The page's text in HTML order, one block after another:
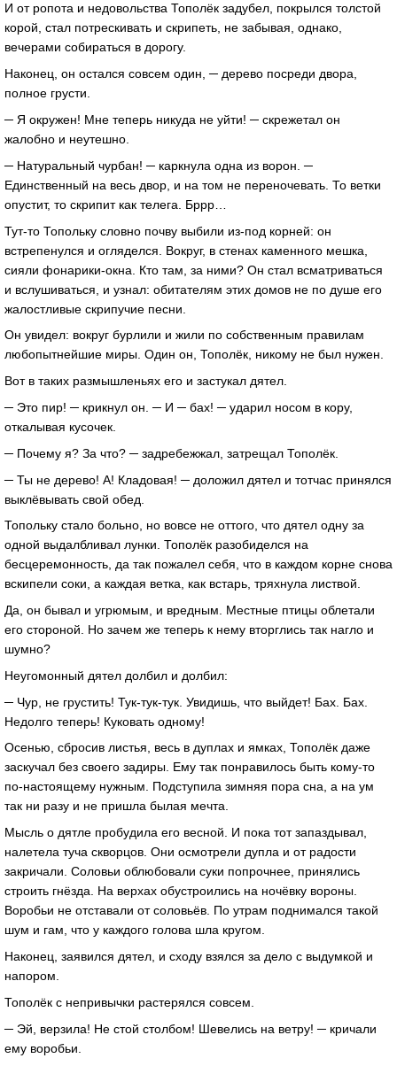
И от ропота и недовольства Тополёк задубел, покрылся толстой
корой, стал потрескивать и скрипеть, не забывая, однако,
вечерами собираться в дорогу.
Наконец, он остался совсем один, ─ дерево посреди двора,
полное грусти.
─ Я окружен! Мне теперь никуда не уйти! ─ скрежетал он
жалобно и неутешно.
─ Натуральный чурбан! ─ каркнула одна из ворон. ─
Единственный на весь двор, и на том не переночевать. То ветки
опустит, то скрипит как телега. Бррр…
Тут-то Топольку словно почву выбили из-под корней: он
встрепенулся и огляделся. Вокруг, в стенах каменного мешка,
сияли фонарики-окна. Кто там, за ними? Он стал всматриваться
и вслушиваться, и узнал: обитателям этих домов не по душе его
жалостливые скрипучие песни.
Он увидел: вокруг бурлили и жили по собственным правилам
любопытнейшие миры. Один он, Тополёк, никому не был нужен.
Вот в таких размышленьях его и застукал дятел.
─ Это пир! ─ крикнул он. ─ И ─ бах! ─ ударил носом в кору,
откалывая кусочек.
─ Почему я? За что? ─ задребежжал, затрещал Тополёк.
─ Ты не дерево! А! Кладовая! ─ доложил дятел и тотчас принялся
выклёвывать свой обед.
Топольку стало больно, но вовсе не оттого, что дятел одну за
одной выдалбливал лунки. Тополёк разобиделся на
бесцеремонность, да так пожалел себя, что в каждом корне снова
вскипели соки, а каждая ветка, как встарь, тряхнула листвой.
Да, он бывал и угрюмым, и вредным. Местные птицы облетали
его стороной. Но зачем же теперь к нему вторглись так нагло и
шумно?
Неугомонный дятел долбил и долбил:
─ Чур, не грустить! Тук-тук-тук. Увидишь, что выйдет! Бах. Бах.
Недолго теперь! Куковать одному!
Осенью, сбросив листья, весь в дуплах и ямках, Тополёк даже
заскучал без своего задиры. Ему так понравилось быть кому-то
по-настоящему нужным. Подступила зимняя пора сна, а на ум
так ни разу и не пришла былая мечта.
Мысль о дятле пробудила его весной. И пока тот запаздывал,
налетела туча скворцов. Они осмотрели дупла и от радости
закричали. Соловьи облюбовали суки попрочнее, принялись
строить гнёзда. На верхах обустроились на ночёвку вороны.
Воробьи не отставали от соловьёв. По утрам поднимался такой
шум и гам, что у каждого голова шла кругом.
Наконец, заявился дятел, и сходу взялся за дело с выдумкой и
напором.
Тополёк с непривычки растерялся совсем.
─ Эй, верзила! Не стой столбом! Шевелись на ветру! ─ кричали
ему воробьи.